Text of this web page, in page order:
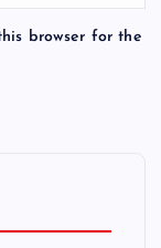
browser for the